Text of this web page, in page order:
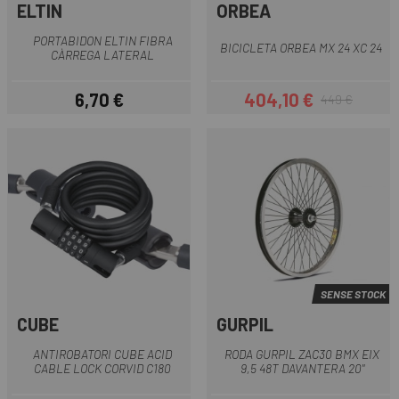
ELTIN
PORTABIDON ELTIN FIBRA
CÀRREGA LATERAL
Preu
6,70 €
ORBEA
BICICLETA ORBEA MX 24 XC 24
Preu
404,10 €Preu regular
449 €
CUBE
ANTIROBATORI CUBE ACID
CABLE LOCK CORVID C180
SENSE STOCK
GURPIL
RODA GURPIL ZAC30 BMX EIX
9,5 48T DAVANTERA 20"